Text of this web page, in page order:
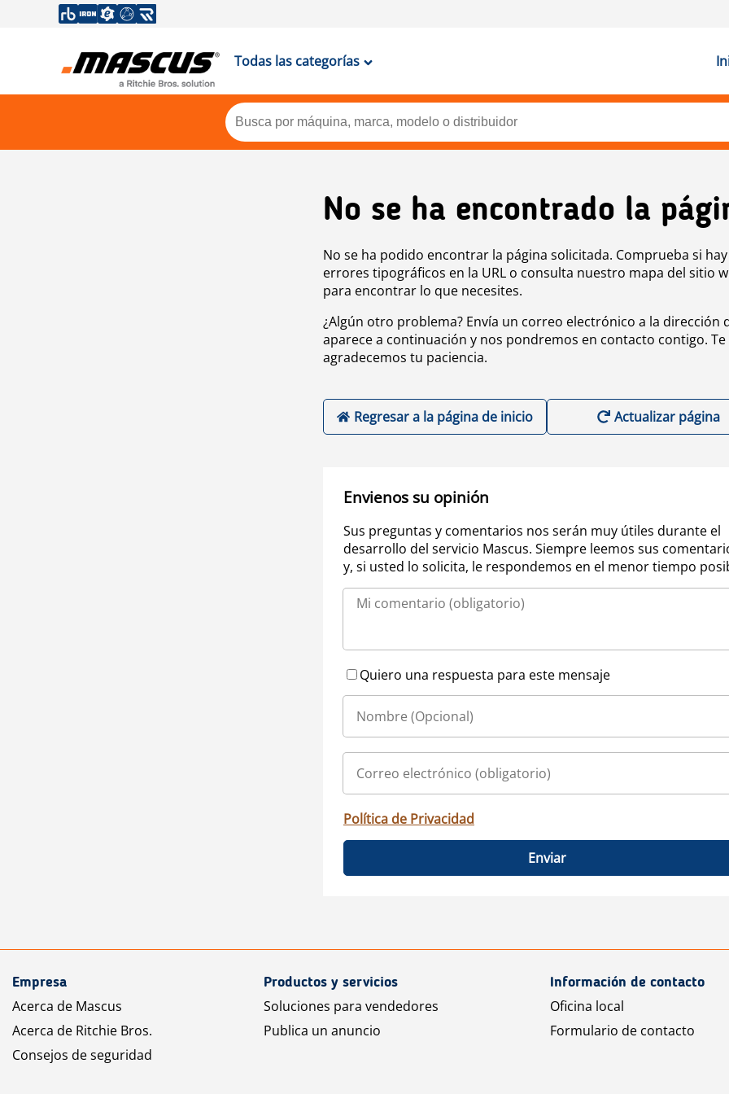
Todas las categorías
No se ha encontrado la
No se ha podido encontrar la página solicitada. Comprueba si hay
errores tipográficos en la URL o consulta nuestro mapa del sitio
para encontrar lo que necesites.
¿Algún otro problema? Envía un correo electrónico a la dirección
aparece a continuación y nos pondremos en contacto contigo. Te
agradecemos tu paciencia.
Regresar a la página de inicio Actualizar página
Envienos su opinión
Sus preguntas y comentarios nos serán muy útiles durante el
desarrollo del servicio Mascus. Siempre leemos sus
y, si usted lo solicita, le respondemos en el menor tiempo
Quiero una respuesta para este mensaje
Política de Privacidad
Enviar
Empresa
Acerca de Mascus
Acerca de Ritchie Bros.
Consejos de seguridad
Productos y servicios
Soluciones para vendedores
Publica un anuncio
Información de contacto
Oficina local
Formulario de contacto